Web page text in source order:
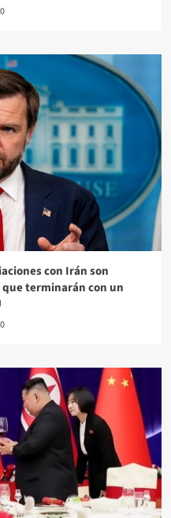
0
con Irán son
terminarán con un
0